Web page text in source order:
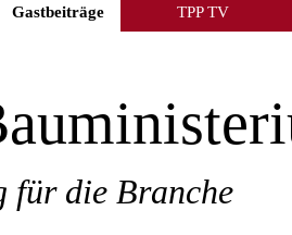
Gastbeiträge TPP TV
für die Branche